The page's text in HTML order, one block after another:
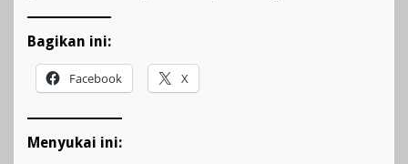
Bagikan ini:
Facebook X
Menyukai ini: